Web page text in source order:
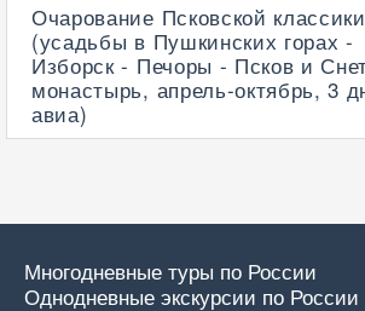
Очарование Псковской классики
(усадьбы в Пушкинских горах -
Изборск - Печоры - Псков и
монастырь, апрель-октябрь, 3
авиа)
Многодневные туры по России
Однодневные экскурсии по России